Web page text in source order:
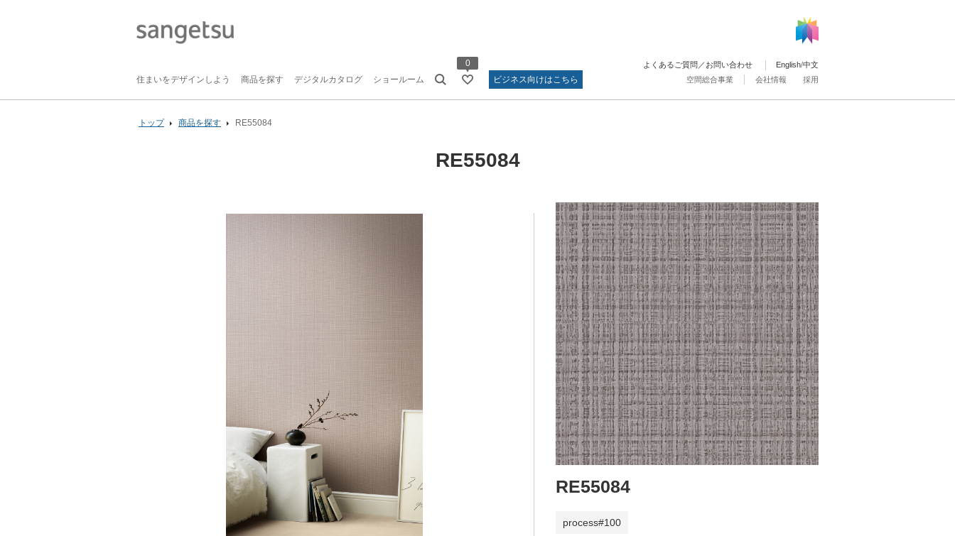
住まいをデザインしよう 商品を探す デジタルカタログ ショールーム
0
ビジネス向けはこちら
空間総合事業 会社情報 採用
よくあるご質問／お問い合わせ English/中文
トップ 商品を探す RE55084
RE55084
RE55084
process#100